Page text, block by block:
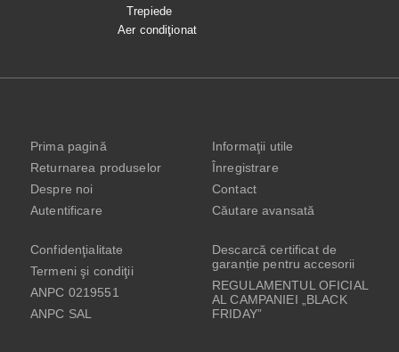
Trepiede
Aer condiţionat
Prima pagină
Returnarea produselor
Despre noi
Autentificare
Informaţii utile
Înregistrare
Contact
Căutare avansată
Confidenţialitate
Termeni şi condiţii
ANPC 0219551
ANPC SAL
Descarcă certificat de
garanție pentru accesorii
REGULAMENTUL OFICIAL
AL CAMPANIEI „BLACK
FRIDAY”